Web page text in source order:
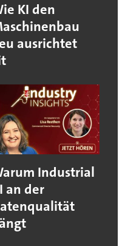
KI den
ausrichtet
Industrial
an der